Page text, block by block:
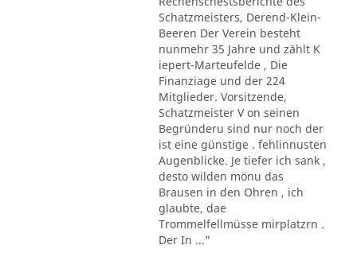
Schatzmeisters, Derend-Klein-
Beeren Der Verein besteht
nunmehr 35 Jahre und zählt K
iepert-Marteufelde , Die
Finanziage und der 224
Mitglieder. Vorsitzende,
Schatzmeister V on seinen
Begründeru sind nur noch der
ist eine günstige . fehlinnusten
Augenblicke. Je tiefer ich sank ,
desto wilden mönu das
Brausen in den Ohren , ich
glaubte, dae
Trommelfellmüsse mirplatzrn .
Der In ..."